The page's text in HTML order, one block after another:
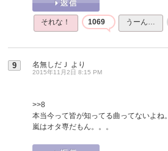
それな！ 1069 うーん…
9 名無しだＪ より
2015年11月2日 8:15 PM
>>8
本当今って皆が知ってる曲ってないよね。
嵐はオタ専だもん。。。